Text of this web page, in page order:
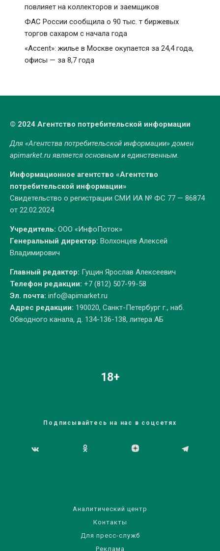
повлияет на коллекторов и заемщиков
ФАС России сообщила о 90 тыс. т биржевых
торгов сахаром с начала года
«Accent»: жилье в Москве окупается за 24,4 года,
офисы — за 8,7 года
© 2024 Агентство потребительской информации
Для «Агентства потребительской информации» домен
apimarket.ruявляется основным и единственным.
Информационное агентство «Агентство
потребительской информации»
Свидетельство о регистрации СМИ ИА № ФС 77 — 86874
от 22.02.2024
Учредитель: ООО «ИнфоПоток»
Генеральный директор: Волхонцев Алексей
Владимирович
Главный редактор: Гущин Ярослав Алексеевич
Телефон редакции: +7 (812) 507-99-58
Эл. почта: info@apimarket.ru
Адрес редакции: 190020, Санкт-Петербург г., наб.
Обводного канала, д. 134-136-138, литера АБ
18+
Подписывайтесь на нас в соцсетях
Аналитический центр
Контакты
Для пресс-служб
Реклама